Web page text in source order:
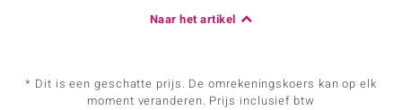
Naar het artikel
* Dit is een geschatte prijs. De omrekeningskoers kan op elk
moment veranderen. Prijs inclusief btw